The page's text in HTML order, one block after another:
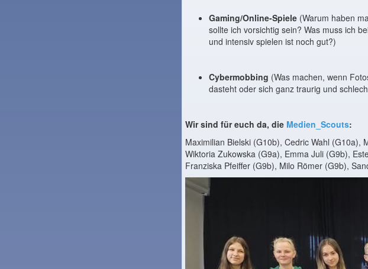
Gaming/Online-Spiele (Warum haben
sollte ich vorsichtig sein? Was muss ich
und intensiv spielen ist noch gut?)
Cybermobbing (Was machen, wenn
dasteht oder sich ganz traurig und
Wir sind für euch da, die Medien_Scouts:
Maximilian Bielski (G10b), Cedric Wahl (G10a),
Wiktoria Zukowska (G9a), Emma Juli (G9b),
Franziska Pfeiffer (G9b), Milo Römer (G9b),